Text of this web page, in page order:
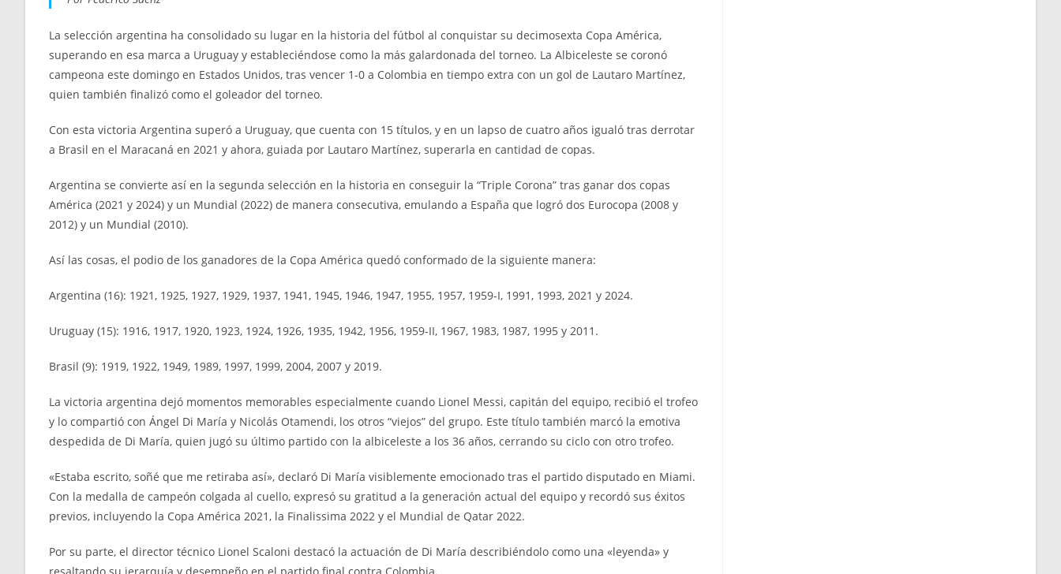
La selección argentina ha consolidado su lugar en la historia del fútbol al conquistar su decimosexta Copa América,
superando en esa marca a Uruguay y estableciéndose como la más galardonada del torneo. La Albiceleste se coronó
campeona este domingo en Estados Unidos, tras vencer 1-0 a Colombia en tiempo extra con un gol de Lautaro Martínez,
quien también finalizó como el goleador del torneo.
Con esta victoria Argentina superó a Uruguay, que cuenta con 15 títulos, y en un lapso de cuatro años igualó tras derrotar
a Brasil en el Maracaná en 2021 y ahora, guiada por Lautaro Martínez, superarla en cantidad de copas.
Argentina se convierte así en la segunda selección en la historia en conseguir la “Triple Corona” tras ganar dos copas
América (2021 y 2024) y un Mundial (2022) de manera consecutiva, emulando a España que logró dos Eurocopa (2008 y
2012) y un Mundial (2010).
Así las cosas, el podio de los ganadores de la Copa América quedó conformado de la siguiente manera:
Argentina (16): 1921, 1925, 1927, 1929, 1937, 1941, 1945, 1946, 1947, 1955, 1957, 1959-I, 1991, 1993, 2021 y 2024.
Uruguay (15): 1916, 1917, 1920, 1923, 1924, 1926, 1935, 1942, 1956, 1959-II, 1967, 1983, 1987, 1995 y 2011.
Brasil (9): 1919, 1922, 1949, 1989, 1997, 1999, 2004, 2007 y 2019.
La victoria argentina dejó momentos memorables especialmente cuando Lionel Messi, capitán del equipo, recibió el trofeo
y lo compartió con Ángel Di María y Nicolás Otamendi, los otros “viejos” del grupo. Este título también marcó la emotiva
despedida de Di María, quien jugó su último partido con la albiceleste a los 36 años, cerrando su ciclo con otro trofeo.
«Estaba escrito, soñé que me retiraba así», declaró Di María visiblemente emocionado tras el partido disputado en Miami.
Con la medalla de campeón colgada al cuello, expresó su gratitud a la generación actual del equipo y recordó sus éxitos
previos, incluyendo la Copa América 2021, la Finalissima 2022 y el Mundial de Qatar 2022.
Por su parte, el director técnico Lionel Scaloni destacó la actuación de Di María describiéndolo como una «leyenda» y